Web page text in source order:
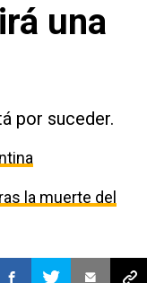
una
por suceder.
la muerte del